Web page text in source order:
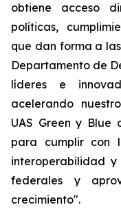
obtiene acceso
políticas,
que dan forma a
Departamento de
líderes e
acelerando
UAS Green y
para cumplir con
interoperabilidad
federales y
crecimiento".